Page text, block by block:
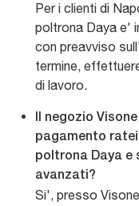
Per i clienti di
poltrona Daya e'
con preavviso
termine,
di lavoro.
Il negozio
pagamento
poltrona Daya e
avanzati?
Si', presso